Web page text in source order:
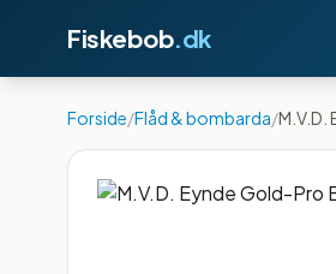
Fiskebob.dk
Forside/Flåd & bombarda/M.V.D.